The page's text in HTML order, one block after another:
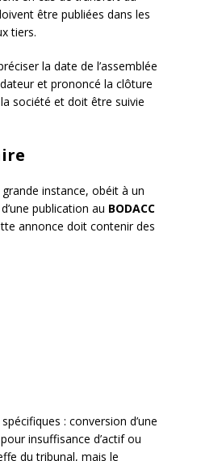
être publiées dans les
tiers.
la date de l’assemblée
et prononcé la clôture
société et doit être suivie
instance, obéit à un
publication au BODACC
annonce doit contenir des
: conversion d’une
insuffisance d’actif ou
du tribunal, mais le